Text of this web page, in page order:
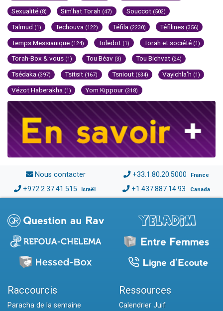
Sexualité (8) Sim'hat Torah (47) Souccot (502)
Talmud (1) Techouva (122) Téfila (2230) Téfilines (356)
Temps Messianique (124) Toledot (1) Torah et société (1)
Torah-Box & vous (1) Tou Béav (3) Tou Bichvat (24)
Tsédaka (397) Tsitsit (167) Tsniout (634) Vayichla'h (1)
Vézot Haberakha (1) Yom Kippour (318)
Nous contacter +33.1.80.20.5000 France
+972.2.37.41.515 Israël +1.437.887.14.93 Canada
Raccourcis
Paracha de la semaine
Ressources
Calendrier Juif